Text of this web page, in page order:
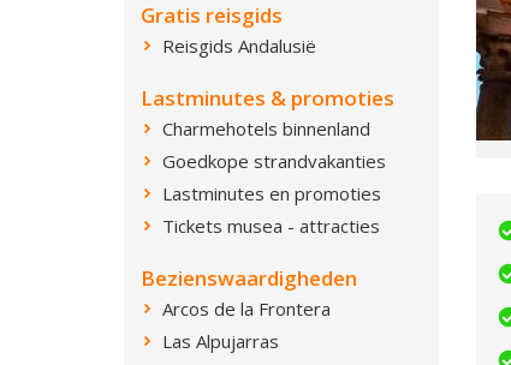
Gratis reisgids
Reisgids Andalusië
Lastminutes & promoties
Charmehotels binnenland
Goedkope strandvakanties
Lastminutes en promoties
Tickets musea - attracties
Bezienswaardigheden
Arcos de la Frontera
Las Alpujarras